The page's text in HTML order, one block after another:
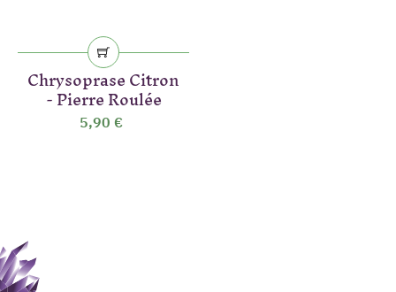
Chrysoprase Citron
- Pierre Roulée
5,90 €